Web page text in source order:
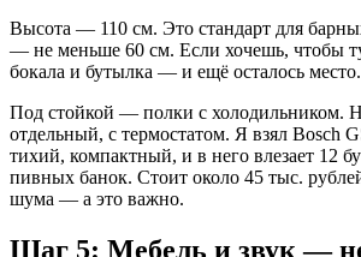
Высота — 110 см. Это стандарт для
— не меньше 60 см. Если хочешь, чтобы
бокала и бутылка — и ещё осталось место.
Под стойкой — полки с холодильником.
отдельный, с термостатом. Я взял Bosch
тихий, компактный, и в него влезает 12
пивных банок. Стоит около 45 тыс.
шума — а это важно.
Шаг 5: Мебель и звук —